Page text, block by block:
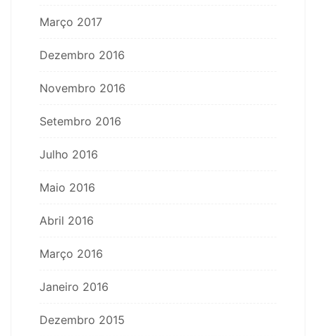
Março 2017
Dezembro 2016
Novembro 2016
Setembro 2016
Julho 2016
Maio 2016
Abril 2016
Março 2016
Janeiro 2016
Dezembro 2015